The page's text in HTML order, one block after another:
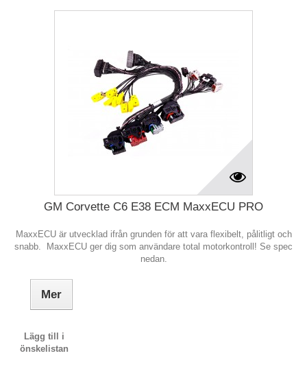
GM Corvette C6 E38 ECM MaxxECU PRO
MaxxECU är utvecklad ifrån grunden för att vara flexibelt, pålitligt och
snabb. MaxxECU ger dig som användare total motorkontroll! Se spec
nedan.
Mer
Lägg till i
önskelistan